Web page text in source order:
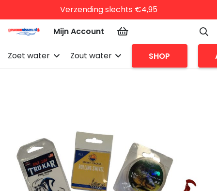
Verzending slechts €4,95
Mijn Account
Zoet water Zout water SHOP